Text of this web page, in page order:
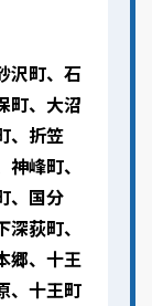
沢町、石
町、大沼
、折笠
峰町、
、国分
荻町、
郷、十王
、十王町